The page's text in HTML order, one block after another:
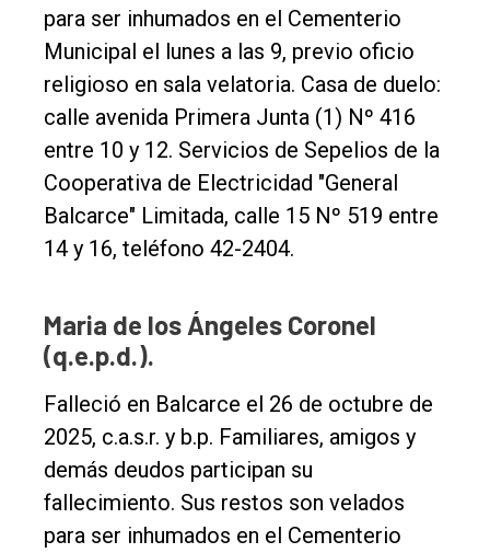
Balcarce
Inicio
Tendencia
General
Política
Entrevistas
Rural
Deportes
Fúnebres
Edición
Empresa
para ser inhumados en el Cementerio
Municipal el lunes a las 9, previo oficio
religioso en sala velatoria. Casa de duelo:
calle avenida Primera Junta (1) Nº 416
entre 10 y 12. Servicios de Sepelios de la
Cooperativa de Electricidad "General
Balcarce" Limitada, calle 15 Nº 519 entre
14 y 16, teléfono 42-2404.
Maria de los Ángeles Coronel
(q.e.p.d.).
Falleció en Balcarce el 26 de octubre de
2025, c.a.s.r. y b.p. Familiares, amigos y
demás deudos participan su
fallecimiento. Sus restos son velados
para ser inhumados en el Cementerio